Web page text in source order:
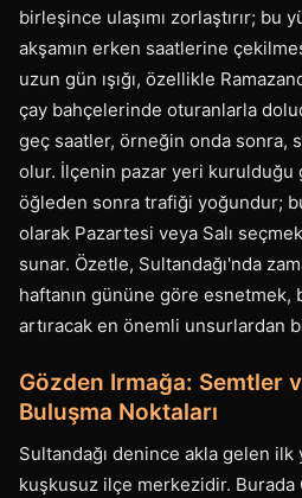
birleşince ulaşımı zorlaştırır; bu
akşamın erken saatlerine
uzun gün ışığı, özellikle
çay bahçelerinde oturanlarla
geç saatler, örneğin onda sonra,
olur. İlçenin pazar yeri kurulduğu
öğleden sonra trafiği yoğundur;
olarak Pazartesi veya Salı
sunar. Özetle, Sultandağı'nda
haftanın gününe göre esnetmek,
artıracak en önemli unsurlardan
Gözden Irmağa: Semtler
Buluşma Noktaları
Sultandağı denince akla gelen
kuşkusuz ilçe merkezidir. Burada